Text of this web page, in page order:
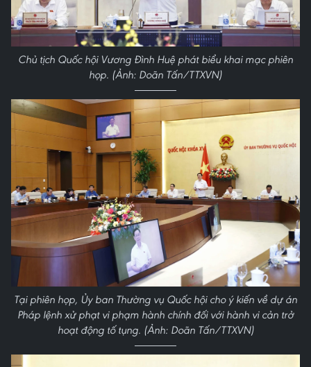
Chủ tịch Quốc hội Vương Đình Huệ phát biểu khai mạc phiên
họp. (Ảnh: Doãn Tấn/TTXVN)
Tại phiên họp, Ủy ban Thường vụ Quốc hội cho ý kiến về dự án
Pháp lệnh xử phạt vi phạm hành chính đối với hành vi cản trở
hoạt động tố tụng. (Ảnh: Doãn Tấn/TTXVN)